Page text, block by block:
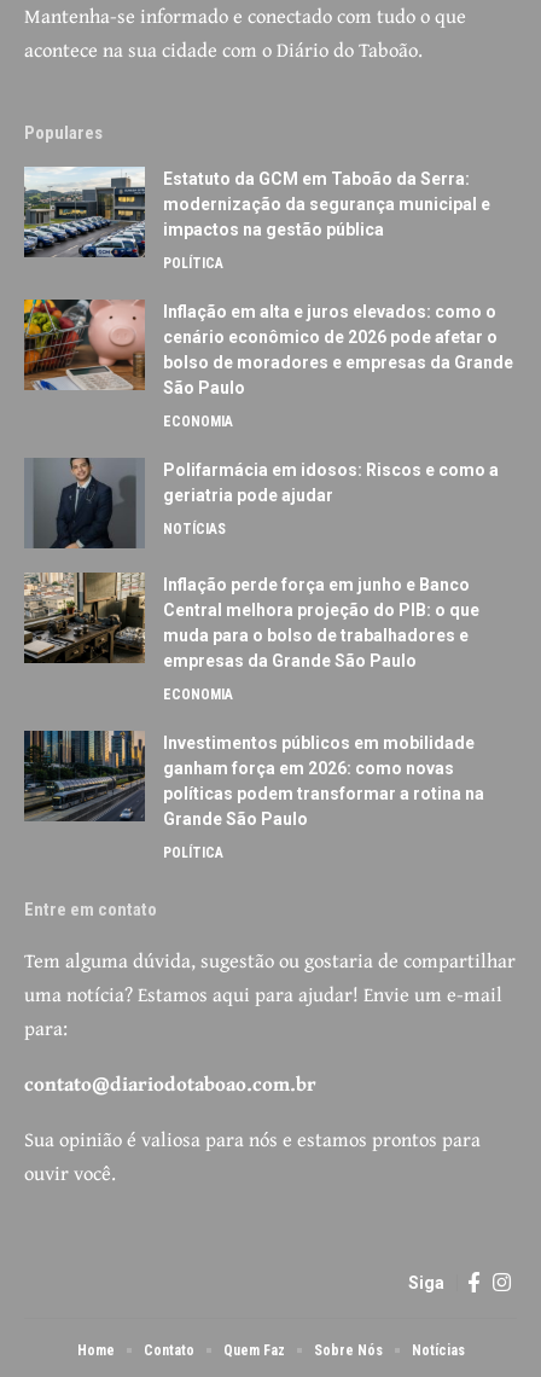
Mantenha-se informado e conectado com tudo o que
acontece na sua cidade com o Diário do Taboão.
Populares
Estatuto da GCM em Taboão da Serra:
modernização da segurança municipal e
impactos na gestão pública
POLÍTICA
Inflação em alta e juros elevados: como o
cenário econômico de 2026 pode afetar o
bolso de moradores e empresas da Grande
São Paulo
ECONOMIA
Polifarmácia em idosos: Riscos e como a
geriatria pode ajudar
NOTÍCIAS
Inflação perde força em junho e Banco
Central melhora projeção do PIB: o que
muda para o bolso de trabalhadores e
empresas da Grande São Paulo
ECONOMIA
Investimentos públicos em mobilidade
ganham força em 2026: como novas
políticas podem transformar a rotina na
Grande São Paulo
POLÍTICA
Entre em contato
Tem alguma dúvida, sugestão ou gostaria de compartilhar
uma notícia? Estamos aqui para ajudar! Envie um e-mail
para:
contato@diariodotaboao.com.br
Sua opinião é valiosa para nós e estamos prontos para
ouvir você.
Siga
Home Contato Quem Faz Sobre Nós Notícias